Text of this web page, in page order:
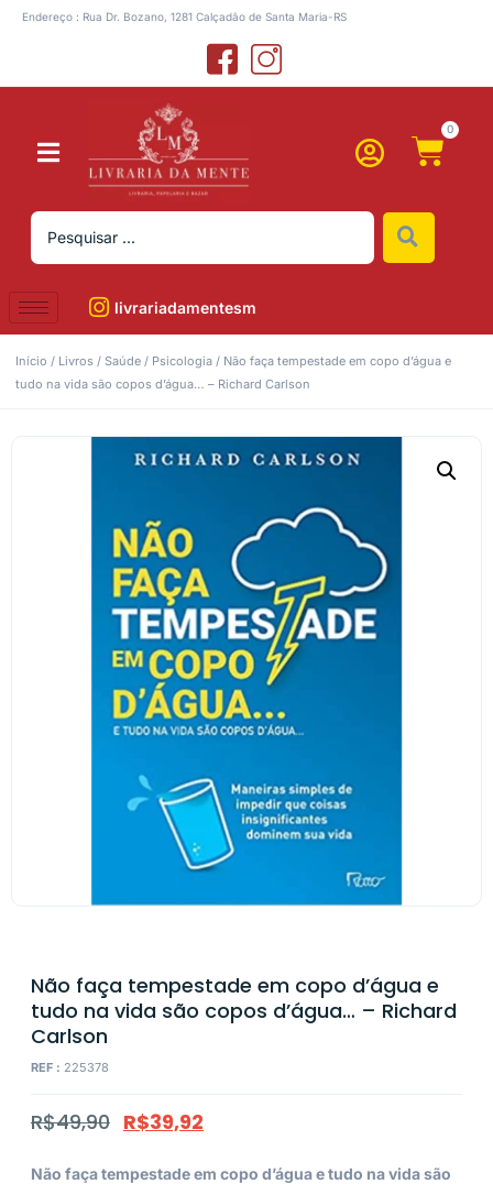
Endereço : Rua Dr. Bozano, 1281 Calçadão de Santa Maria-RS
0
livrariadamentesm
Início / Livros / Saúde / Psicologia / Não faça tempestade em copo d’água e
tudo na vida são copos d’água… – Richard Carlson
Não faça tempestade em copo d’água e
tudo na vida são copos d’água… – Richard
Carlson
REF : 225378
R$49,90 R$39,92
Não faça tempestade em copo d’água e tudo na vida são